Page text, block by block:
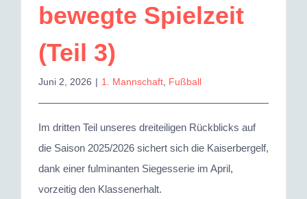
bewegte Spielzeit
(Teil 3)
Juni 2, 2026 | 1. Mannschaft Fußball
Im dritten Teil unseres dreiteiligen Rückblicks auf
die Saison 2025/2026 sichert sich die Kaiserbergelf,
dank einer fulminanten Siegesserie im April,
vorzeitig den Klassenerhalt.